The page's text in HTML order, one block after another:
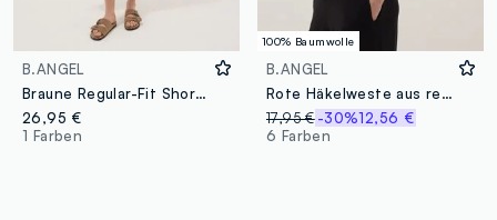
B.ANGEL
Braune Regular-Fit Shorts aus Baumwollmix in Häkeloptik
26,95 €
1 Farben
100% Baumwolle
B.ANGEL
Rote Häkelweste aus reiner Baumwolle, Regular Fit
17,95 € -30%12,56 €
6 Farben